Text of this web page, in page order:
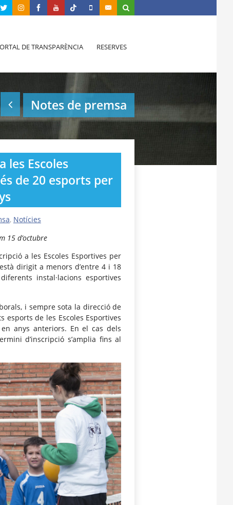
DE TRANSPARÈNCIA RESERVES
Notes de premsa
les Escoles
de 20 esports per
, Notícies
15 d’octubre
a les Escoles Esportives per
dirigit a menors d’entre 4 i 18
instal·lacions esportives
i sempre sota la direcció de
esports de les Escoles Esportives
anys anteriors. En el cas dels
d’inscripció s’amplia fins al